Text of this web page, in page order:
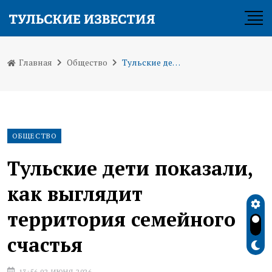
Главная Общество Тульские дети показали, как выглядит территория семейного счастья
ОБЩЕСТВО
Тульские дети показали,
как выглядит
территория семейного
счастья